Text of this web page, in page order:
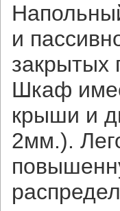
и
Шкаф
крыши и
2мм.).